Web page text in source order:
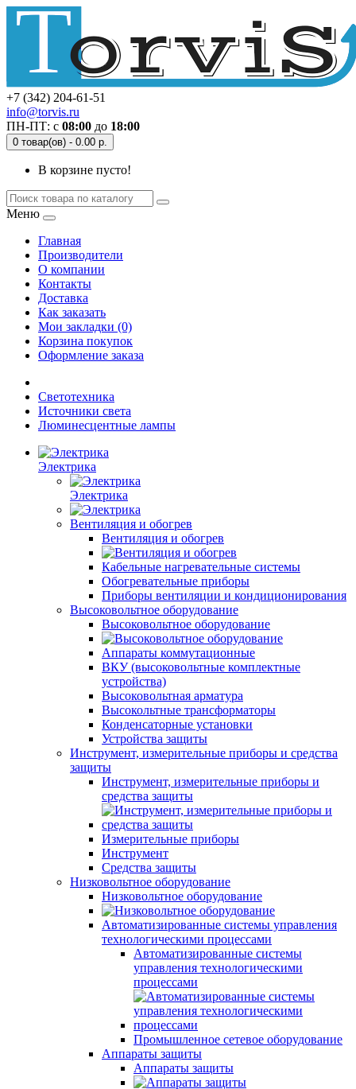
+7 (342) 204-61-51
info@torvis.ru
ПН-ПТ: с 08:00 до 18:00
0 товар(ов) - 0.00 р.
В корзине пусто!
Меню
Главная
Производители
О компании
Контакты
Доставка
Как заказать
Мои закладки (0)
Корзина покупок
Оформление заказа
Светотехника
Источники света
Люминесцентные лампы
Электрика
Электрика
Вентиляция и обогрев
Вентиляция и обогрев
Кабельные нагревательные системы
Обогревательные приборы
Приборы вентиляции и кондиционирования
Высоковольтное оборудование
Высоковольтное оборудование
Аппараты коммутационные
ВКУ (высоковольтные комплектные
устройства)
Высоковольтная арматура
Высокольтные трансформаторы
Конденсаторные установки
Устройства защиты
Инструмент, измерительные приборы и средства
защиты
Инструмент, измерительные приборы и
средства защиты
Измерительные приборы
Инструмент
Средства защиты
Низковольтное оборудование
Низковольтное оборудование
Автоматизированные системы управления
технологическими процессами
Автоматизированные системы
управления технологическими
процессами
Промышленное сетевое оборудование
Аппараты защиты
Аппараты защиты